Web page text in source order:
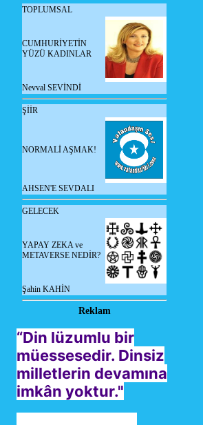
TOPLUMSAL
CUMHURİYETİN
YÜZÜ KADINLAR
Nevval SEVİNDİ
ŞİİR
NORMALİ AŞMAK!
AHSEN'E SEVDALI
GELECEK
YAPAY ZEKA ve
METAVERSE NEDİR?
Şahin KAHİN
Reklam
“Din lüzumlu bir
müessesedir. Dinsiz
milletlerin devamına
imkân yoktur."